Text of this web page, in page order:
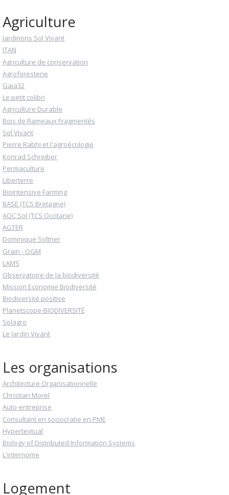
Agriculture
Jardinons Sol Vivant
ITAN
Agriculture de conservation
Agroforesterie
Gaïa32
Le petit colibri
Agriculture Durable
Bois de Rameaux Fragmentés
Sol Vivant
Pierre Rabhi et l'agroécologie
Konrad Schreiber
Permaculture
Liberterre
Biointensive Farming
BASE (TCS Bretagne)
AOC Sol (TCS Occitane)
AGTER
Dominique Soltner
Grain - OGM
LAMS
Observatoire de la biodiversité
Mission Economie Biodiversité
Biodiversité positive
Planetscope-BIODIVERSITÉ
Solagro
Le Jardin Vivant
Les organisations
Architecture Organisationnelle
Christian Morel
Auto-entreprise
Consultant en sociocratie en PME
Hypertextual
Biology of Distributed Information Systems
L'internome
Logement